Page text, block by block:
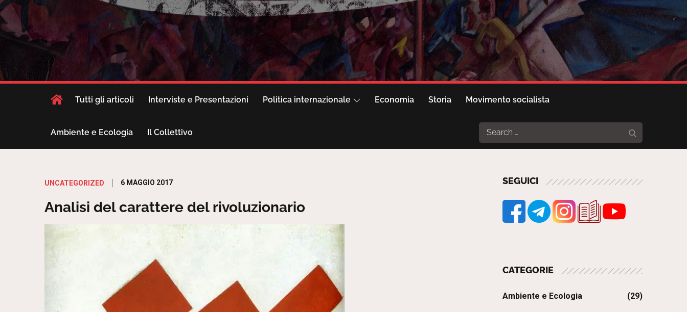
Tutti gli articoli Interviste e Presentazioni Politica internazionale Economia Storia Movimento socialista
Ambiente e Ecologia Il Collettivo
Search
for:
UNCATEGORIZED
Posted
6 MAGGIO 2017
Analisi del carattere del rivoluzionario
SEGUICI
CATEGORIE
Ambiente e Ecologia (29)